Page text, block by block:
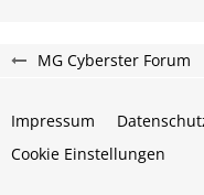
MG Cyberster Forum
Impressum
Cookie Einstellungen